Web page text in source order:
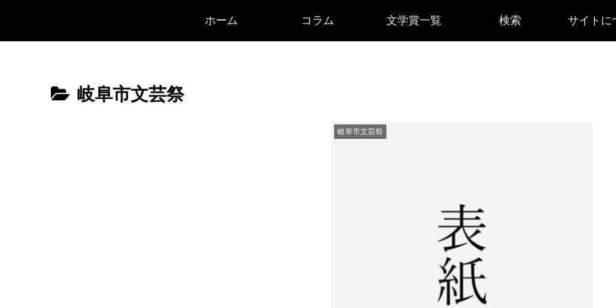
ホーム コラム 文学賞一覧 検索 サイトに
岐阜市文芸祭
岐阜市文芸祭